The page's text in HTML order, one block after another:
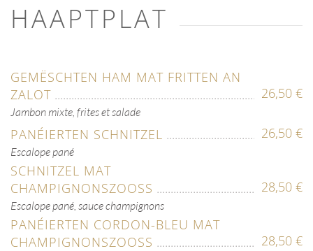
HAAPTPLAT
GEMËSCHTEN HAM MAT FRITTEN AN
ZALOT
26,50 €
Jambon mixte, frites et salade
PANÉIERTEN SCHNITZEL 26,50 €
Escalope pané
SCHNITZEL MAT
CHAMPIGNONSZOOSS
28,50 €
Escalope pané, sauce champignons
PANÉIERTEN CORDON-BLEU MAT
CHAMPIGNONSZOOSS
28,50 €